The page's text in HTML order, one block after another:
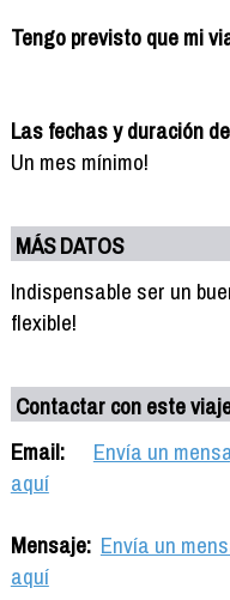
Tengo previsto que mi
Las fechas y duración
Un mes mínimo!
MÁS DATOS
Indispensable ser un
flexible!
Contactar con este
Email:
Envía un
aquí
Mensaje: Envía un
aquí